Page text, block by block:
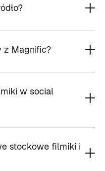
z Magnific?
w social
stockowe filmiki i